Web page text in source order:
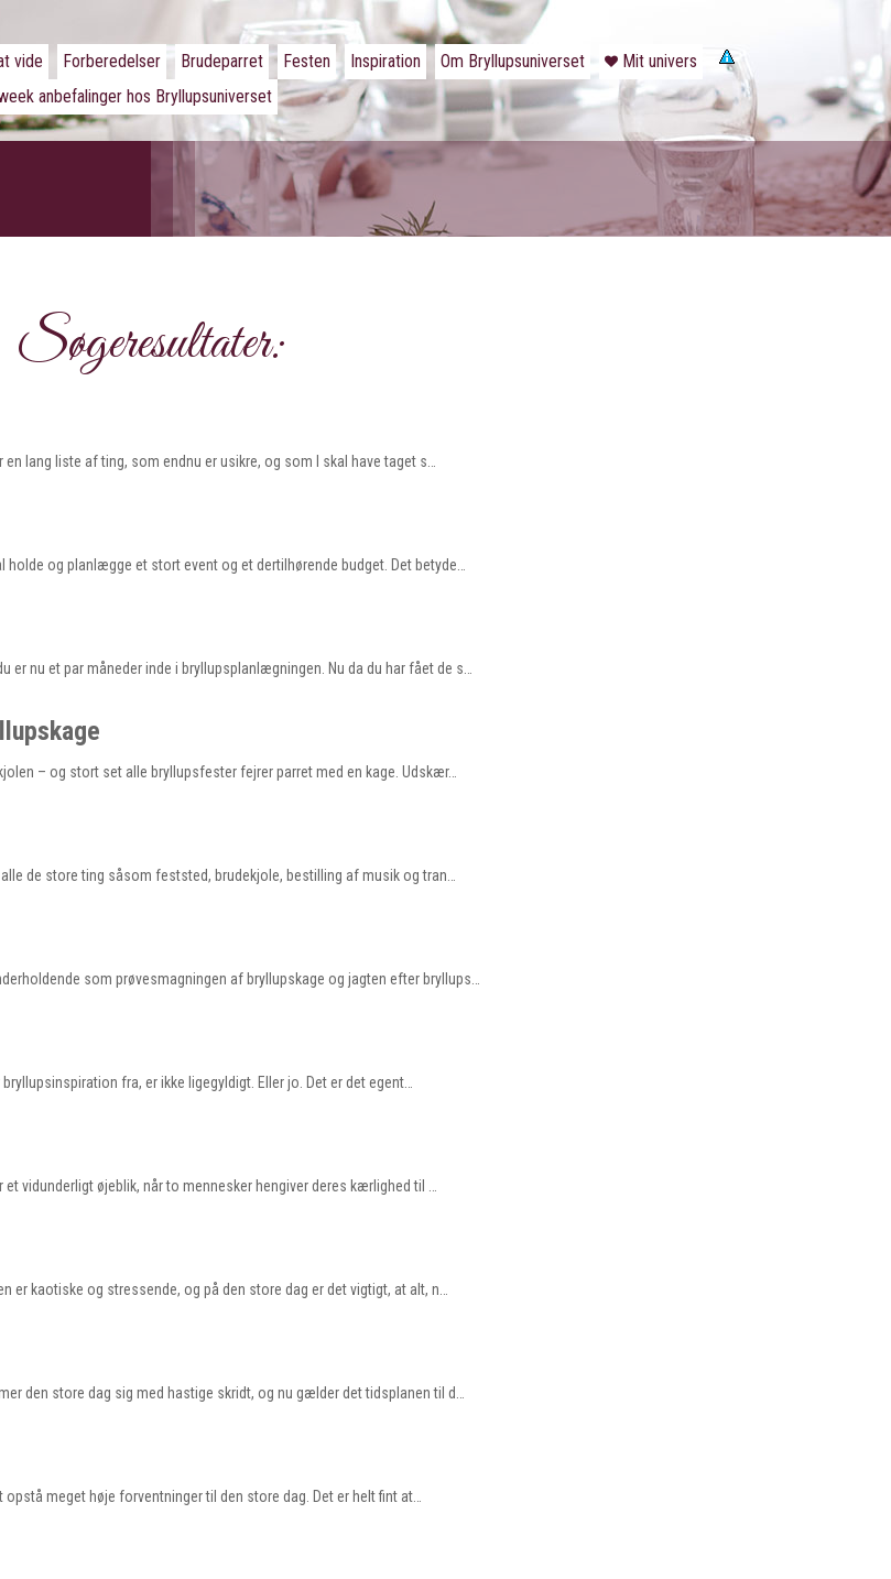
vide Forberedelser Brudeparret Festen Inspiration Om Bryllupsuniverset
Mit univers
anbefalinger hos Bryllupsuniverset
Søgeresultater:
lang liste af ting, som endnu er usikre, og som I skal have taget s…
og planlægge et stort event og et dertilhørende budget. Det betyde…
nu et par måneder inde i bryllupsplanlægningen. Nu da du har fået de s…
– og stort set alle bryllupsfester fejrer parret med en kage. Udskær…
de store ting såsom feststed, brudekjole, bestilling af musik og tran…
som prøvesmagningen af bryllupskage og jagten efter bryllups…
fra, er ikke ligegyldigt. Eller jo. Det er det egent…
vidunderligt øjeblik, når to mennesker hengiver deres kærlighed til …
kaotiske og stressende, og på den store dag er det vigtigt, at alt, n…
den store dag sig med hastige skridt, og nu gælder det tidsplanen til d…
meget høje forventninger til den store dag. Det er helt fint at…